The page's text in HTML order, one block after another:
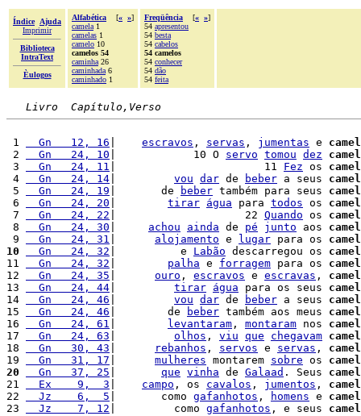
Índice
Ajuda
Imprimir
Biblioteca
IntraText
Èulogos
Alfabética [« »]
camela 1
camelas 1
camelo 10
camelos 54
caminha 26
caminhada 6
caminhado 1
Freqüência [« »]
54 apresentou
54 besta
54 cabelos
54 camelos
54 conhecer
54 dão
54 feita
Livro  Capítulo,Verso
1
  Gn   12, 16
escravos , servas , jumentas e
2
  Gn   24, 10
|            10 O servo tomou dez
3
  Gn   24, 11
|                       11 Fez os
4
  Gn   24, 14
vou dar de beber a seus
5
  Gn   24, 19
|       de beber também para seus
6
  Gn   24, 20
tirar água para todos os
7
  Gn   24, 22
|                    22 Quando os
8
  Gn   24, 30
achou ainda de pé junto aos
9
  Gn   24, 31
alojamento e lugar para os
10
  Gn   24, 32
|          e Labão descarregou os
11
  Gn   24, 32
palha e forragem para os
12
  Gn   24, 35
ouro , escravos e escravas ,
13
  Gn   24, 44
tirar água para os seus
14
  Gn   24, 46
vou dar de beber a seus
15
  Gn   24, 46
|        de beber também aos meus
16
  Gn   24, 61
levantaram , montaram nos
17
  Gn   24, 63
olhos , viu que chegavam
18
  Gn   30, 43
rebanhos , servos e servas ,
19
  Gn   31, 17
mulheres montarem sobre os
20
  Gn   37, 25
que vinha de Galaad . Seus
21
  Ex    9,  3
campo , os cavalos , jumentos ,
22
  Jz    6,  5
|       como gafanhotos , homens e
23
  Jz    7, 12
|         como gafanhotos , e seus